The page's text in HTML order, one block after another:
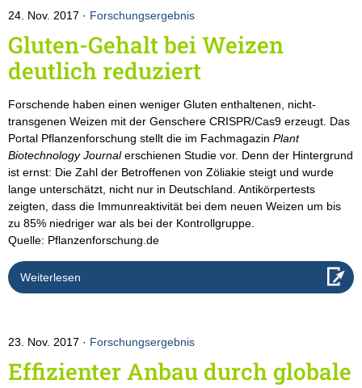
24. Nov. 2017 Forschungsergebnis
Gluten-Gehalt bei Weizen
deutlich reduziert
Forschende haben einen weniger Gluten enthaltenen, nicht-
transgenen Weizen mit der Genschere CRISPR/Cas9 erzeugt. Das
Portal Pflanzenforschung stellt die im Fachmagazin Plant
Biotechnology Journalerschienen Studie vor. Denn der Hintergrund
ist ernst: Die Zahl der Betroffenen von Zöliakie steigt und wurde
lange unterschätzt, nicht nur in Deutschland. Antikörpertests
zeigten, dass die Immunreaktivität bei dem neuen Weizen um bis
zu 85% niedriger war als bei der Kontrollgruppe.
Quelle: Pflanzenforschung.de
Weiterlesen
23. Nov. 2017 Forschungsergebnis
Effizienter Anbau durch globale